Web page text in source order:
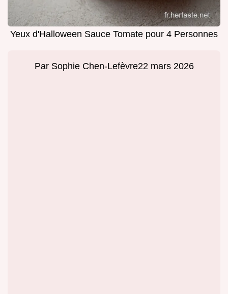
Yeux d'Halloween Sauce Tomate pour 4 Personnes
Par Sophie Chen-Lefèvre22 mars 2026